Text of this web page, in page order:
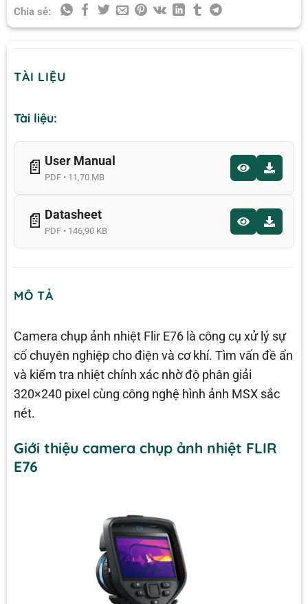
Chia sẻ:
TÀI LIỆU
Tài liệu:
📄 User Manual
PDF • 11,70 MB
📄 Datasheet
PDF • 146,90 KB
MÔ TẢ
Camera chụp ảnh nhiệt Flir E76 là công cụ xử lý sự
cố chuyên nghiệp cho điện và cơ khí. Tìm vấn đề ẩn
và kiểm tra nhiệt chính xác nhờ độ phân giải
320×240 pixel cùng công nghệ hình ảnh MSX sắc
nét.
Giới thiệu camera chụp ảnh nhiệt FLIR
E76